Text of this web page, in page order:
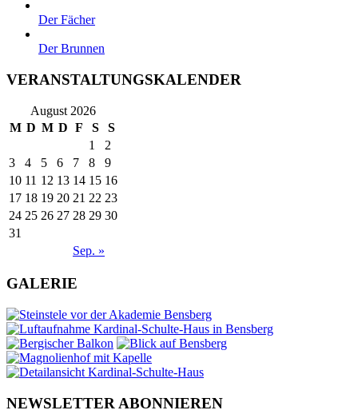
Der Fächer
Der Brunnen
VERANSTALTUNGSKALENDER
August 2026
M D M D F S S
Sep. »
1
2
3
4 5 6 7 8
9
10 11 12 13 14 15 16
17 18 19 20 21 22 23
24 25 26 27 28 29 30
31
GALERIE
NEWSLETTER ABONNIEREN